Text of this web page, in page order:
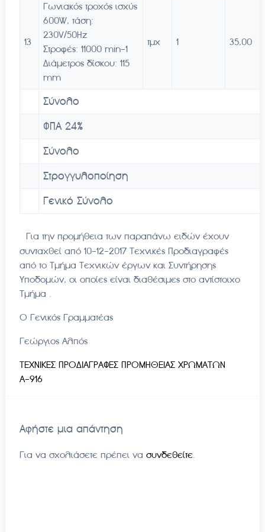
13
Γωνιακός τροχός ισχύς
600W, τάση:
230V/50Hz
Στροφές: 11000 min-1
Διάμετρος δίσκου: 115
mm
τμχ 1 35,00
Σύνολο
ΦΠΑ 24%
Σύνολο
Στρογγυλοποίηση
Γενικό Σύνολο
Για την προμήθεια των παραπάνω ειδών έχουν
συνταχθεί από 10-12-2017 Τεχνικές Προδιαγραφές
από το Τμήμα Τεχνικών έργων και Συντήρησης
Υποδομών, οι οποίες είναι διαθέσιμες στο αντίστοιχο
Τμήμα .
Ο Γενικός Γραμματέας
Γεώργιος Αλπός
ΤΕΧΝΙΚΕΣ ΠΡΟΔΙΑΓΡΑΦΕΣ ΠΡΟΜΗΘΕΙΑΣ ΧΡΩΜΑΤΩΝ
Α-916
Αφήστε μια απάντηση
Για να σχολιάσετε πρέπει να συνδεθείτε.